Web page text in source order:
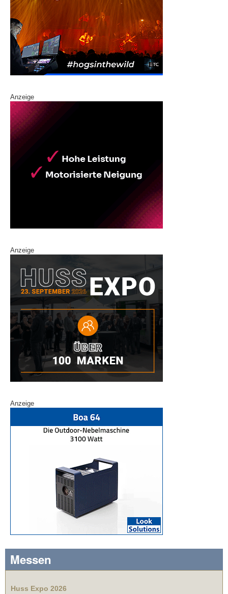
Anzeige
Anzeige
Anzeige
Messen
Huss Expo 2026